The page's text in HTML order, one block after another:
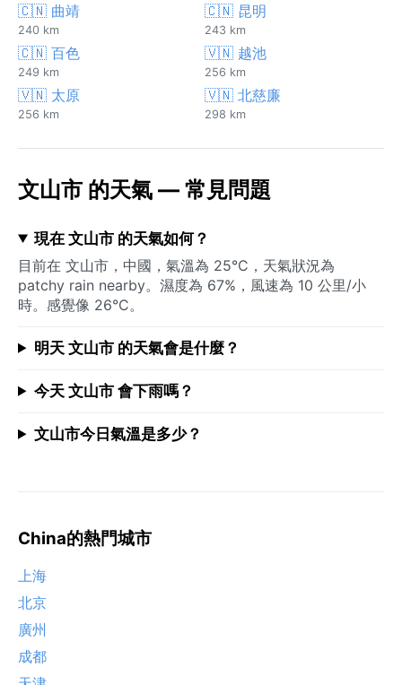
🇨🇳 曲靖
240 km
🇨🇳 昆明
243 km
🇨🇳 百色
249 km
🇻🇳 越池
256 km
🇻🇳 太原
256 km
🇻🇳 北慈廉
298 km
文山市 的天氣 — 常見問題
現在 文山市 的天氣如何？
目前在 文山市，中國，氣溫為 25°C，天氣狀況為
patchy rain nearby。濕度為 67%，風速為 10 公里/小
時。感覺像 26°C。
明天 文山市 的天氣會是什麼？
今天 文山市 會下雨嗎？
文山市今日氣溫是多少？
China的熱門城市
上海
北京
廣州
成都